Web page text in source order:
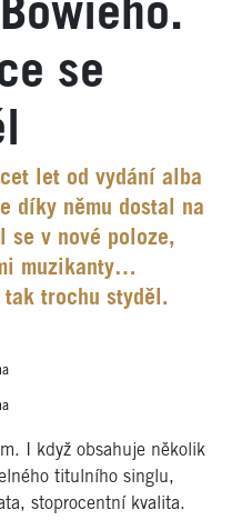
se
let od vydání alba
díky němu dostal na
se v nové poloze,
muzikanty…
tak trochu styděl.
I když obsahuje několik
titulního singlu,
stoprocentní kvalita.